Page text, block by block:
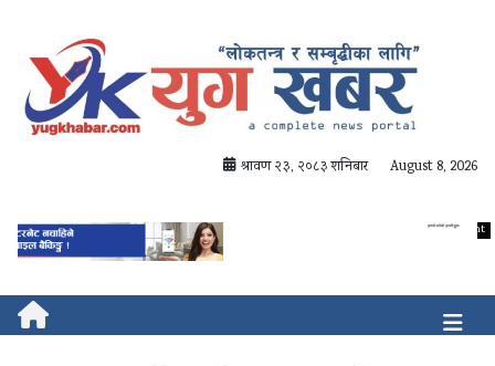
श्रावण २३, २०८३ शनिबार August 8, 2026